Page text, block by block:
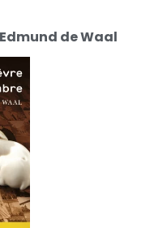
de Waal